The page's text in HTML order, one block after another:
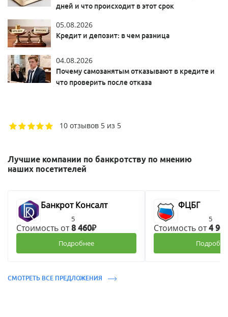
дней и что происходит в этот срок
05.08.2026
Кредит и депозит: в чем разница
04.08.2026
Почему самозанятым отказывают в кредите и
что проверить после отказа
10 отзывов 5 из 5
Лучшие компании по банкротству по мнению
наших посетителей
Банкрот Консалт
5
Стоимость от8 460₽
Подробнее
ФЦБГ
5
Стоимость от4
СМОТРЕТЬ ВСЕ ПРЕДЛОЖЕНИЯ